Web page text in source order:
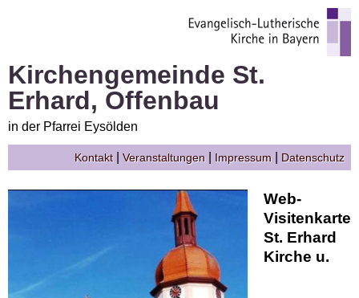
Kirchengemeinde St.
Erhard, Offenbau
in der Pfarrei Eysölden
Kontakt| Veranstaltungen Impressum Datenschutz
Web-
Visitenkarte
St. Erhard
Kirche u.